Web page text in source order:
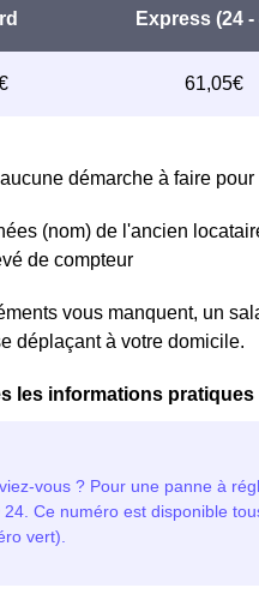
démarche à faire
(nom) de l'ancien
de compteur
vous manquent, un
déplaçant à votre domicile.
les informations